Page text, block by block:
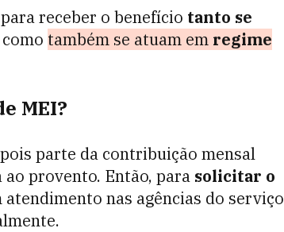
receber o benefício tanto se
como também se atuam em regime
MEI?
parte da contribuição mensal
provento. Então, para solicitar o
atendimento nas agências do serviço